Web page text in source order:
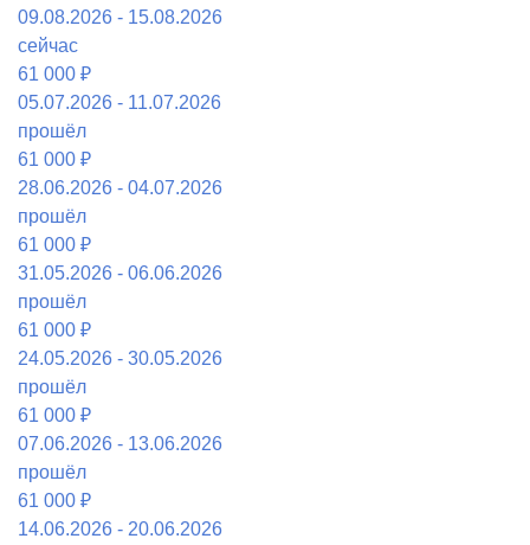
09.08.2026 - 15.08.2026
сейчас
61 000 ₽
05.07.2026 - 11.07.2026
прошёл
61 000 ₽
28.06.2026 - 04.07.2026
прошёл
61 000 ₽
31.05.2026 - 06.06.2026
прошёл
61 000 ₽
24.05.2026 - 30.05.2026
прошёл
61 000 ₽
07.06.2026 - 13.06.2026
прошёл
61 000 ₽
14.06.2026 - 20.06.2026